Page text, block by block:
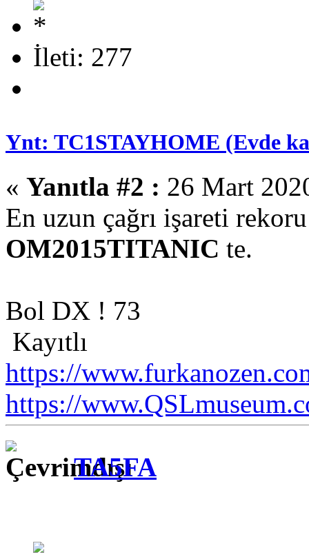
İleti: 277
Ynt: TC1STAYHOME (Evde
« Yanıtla #2 : 26 Mart
En uzun çağrı işareti rekoru
OM2015TITANIC te.
Bol DX ! 73
Kayıtlı
https://
https://
TA5FA